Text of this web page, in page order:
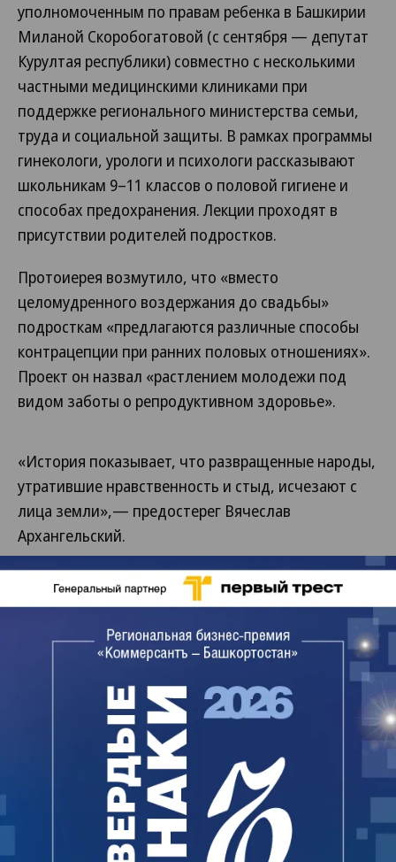
уполномоченным по правам ребенка в Башкирии
Миланой Скоробогатовой (с сентября — депутат
Курултая республики) совместно с несколькими
частными медицинскими клиниками при
поддержке регионального министерства семьи,
труда и социальной защиты. В рамках программы
гинекологи, урологи и психологи рассказывают
школьникам 9–11 классов о половой гигиене и
способах предохранения. Лекции проходят в
присутствии родителей подростков.
Протоиерея возмутило, что «вместо
целомудренного воздержания до свадьбы»
подросткам «предлагаются различные способы
контрацепции при ранних половых отношениях».
Проект он назвал «растлением молодежи под
видом заботы о репродуктивном здоровье».
«История показывает, что развращенные народы,
утратившие нравственность и стыд, исчезают с
лица земли»,— предостерег Вячеслав
Архангельский.
Священнослужитель подсчитал, что лекции очно
и онлайн прослушали как минимум 4 тыс.
подростков. По данным “Ъ”, участие в лекциях
приняли 8 тыс. подростков.
Господин Архангельский призвал приостановить
проект «до выяснения всех обстоятельств»,
организовать встречу представителей власти и
религиозных организаций «для выработки
единой позиции по вопросу нравственного
воспитания молодежи» и рекомендовал «для
ранней профилактики семейного благополучия»